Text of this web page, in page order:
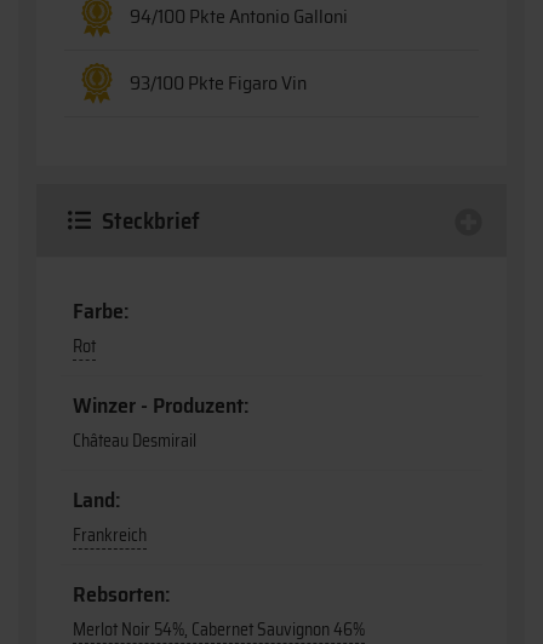
94/100 Pkte Antonio Galloni
93/100 Pkte Figaro Vin
Steckbrief
Farbe:
Rot
Winzer - Produzent:
Château Desmirail
Land:
Frankreich
Rebsorten:
Merlot Noir 54%, Cabernet Sauvignon 46%